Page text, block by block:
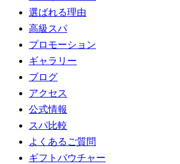
選ばれる理由
高級スパ
プロモーション
ギャラリー
ブログ
アクセス
公式情報
スパ比較
よくあるご質問
ギフトバウチャー